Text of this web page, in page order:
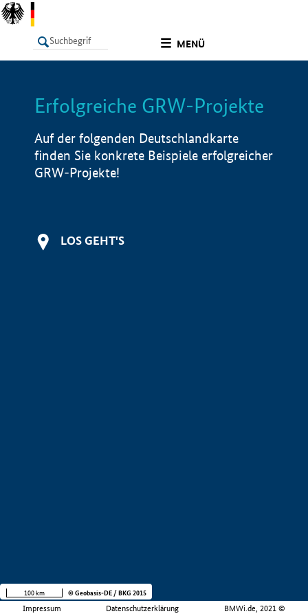
MENÜ
LISTE Info
Erfolgreiche GRW-Projekte
Auf der folgenden Deutschlandkarte
finden Sie konkrete Beispiele erfolgreicher
GRW-Projekte!
LOS GEHT'S
Impressum Datenschutzerklärung BMWi.de, 2021 ©
100 km © Geobasis-DE / BKG 2015